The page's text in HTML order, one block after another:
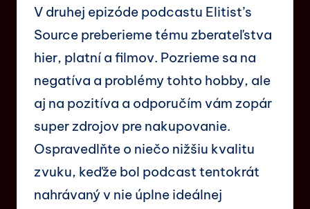
V druhej epizóde podcastu Elitist’s
Source preberieme tému zberateľstva
hier, platní a filmov. Pozrieme sa na
negatíva a problémy tohto hobby, ale
aj na pozitíva a odporučím vám zopár
super zdrojov pre nakupovanie.
Ospravedlňte o niečo nižšiu kvalitu
zvuku, keďže bol podcast tentokrát
nahrávaný v nie úplne ideálnej